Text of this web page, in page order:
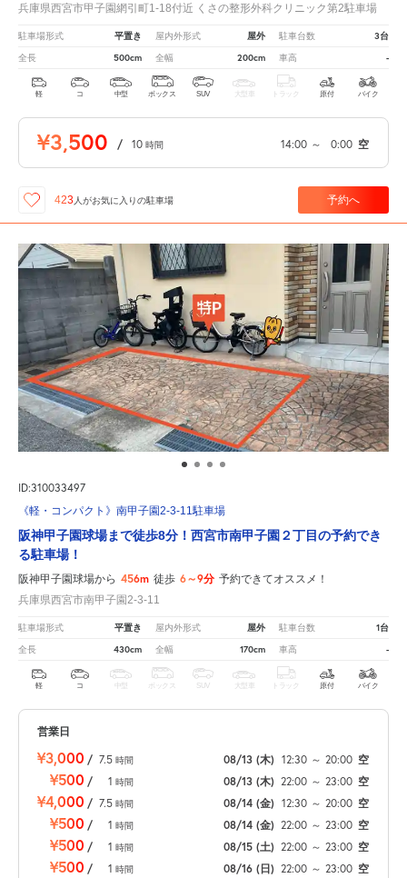
兵庫県西宮市甲子園網引町1-18付近 くさの整形外科クリニック第2駐車場
駐車場形式 平置き 屋内外形式 屋外 駐車台数 3台
全長 500cm 全幅 200cm 車高 -
軽 コ 中型 ボックス SUV 大型車 トラック 原付 バイク
¥3,500 / 10 時間 14:00 ～ 0:00 空
423 人がお気に入りの駐車場 予約へ
ID:310033497
《軽・コンパクト》南甲子園2-3-11駐車場
阪神甲子園球場まで徒歩8分！西宮市南甲子園２丁目の予約でき
る駐車場！
阪神甲子園球場から 456m 徒歩 6～9分 予約できてオススメ！
兵庫県西宮市南甲子園2-3-11
駐車場形式 平置き 屋内外形式 屋外 駐車台数 1台
全長 430cm 全幅 170cm 車高 -
軽 コ 中型 ボックス SUV 大型車 トラック 原付 バイク
営業日
¥3,000 / 7.5 時間 08/13 (木) 12:30 ～ 20:00 空
¥500 / 1 時間 08/13 (木) 22:00 ～ 23:00 空
¥4,000 / 7.5 時間 08/14 (金) 12:30 ～ 20:00 空
¥500 / 1 時間 08/14 (金) 22:00 ～ 23:00 空
¥500 / 1 時間 08/15 (土) 22:00 ～ 23:00 空
¥500 / 1 時間 08/16 (日) 22:00 ～ 23:00 空